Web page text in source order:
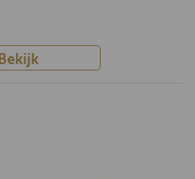
Bekijk